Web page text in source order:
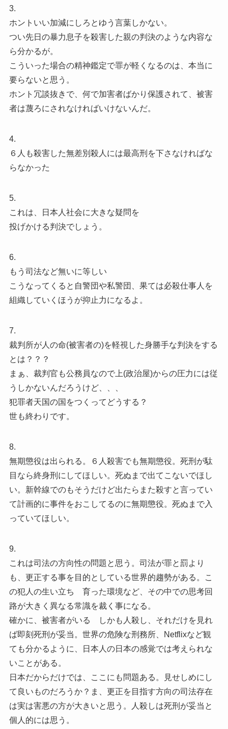
3.
ホントいい加減にしろとゆう言葉しかない。
つい先日の暴力息子を殺害した親の判決のような内容な
ら分かるが。
こういった場合の精神鑑定で罪が軽くなるのは、本当に
要らないと思う。
ホント冗談抜きで、何で加害者ばかり保護されて、被害
者は蔑ろにされなければいけないんだ。
4.
６人も殺害した無差別殺人には最高刑を下さなければな
らなかった
5.
これは、日本人社会に大きな疑問を
投げかける判決でしょう。
6.
もう司法など無いに等しい
こうなってくると自警団や私警団、果ては必殺仕事人を
組織していくほうが抑止力になるよ。
7.
裁判所が人の命(被害者の)を軽視した身勝手な判決をする
とは？？？
まぁ、裁判官も公務員なので上(政治屋)からの圧力には従
うしかないんだろうけど、、、
犯罪者天国の国をつくってどうする？
世も終わりです。
8.
無期懲役は出られる。６人殺害でも無期懲役。死刑が駄
目なら終身刑にしてほしい。死ぬまで出てこないでほし
い。新幹線でのもそうだけど出たらまた殺すと言ってい
て計画的に事件をおこしてるのに無期懲役。死ぬまで入
っていてほしい。
9.
これは司法の方向性の問題と思う。司法が罪と罰より
も、更正する事を目的としている世界的趨勢がある。こ
の犯人の生い立ち 育った環境など、その中での思考回
路が大きく異なる常識を裁く事になる。
確かに、被害者がいる しかも人殺し、それだけを見れ
ば即刻死刑が妥当。世界の危険な刑務所、Netflixなど観
ても分かるように、日本人の日本の感覚では考えられな
いことがある。
日本だからだけでは、ここにも問題ある。見せしめにし
て良いものだろうか？ま、更正を目指す方向の司法存在
は実は害悪の方が大きいと思う。人殺しは死刑が妥当と
個人的には思う。